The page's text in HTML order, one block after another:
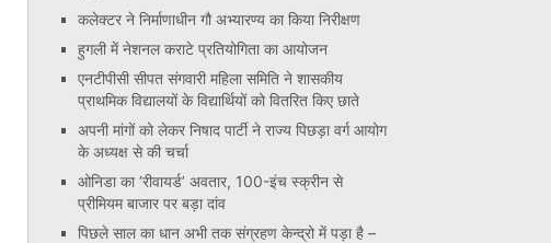
कलेक्टर ने निर्माणाधीन गौ अभ्यारण्य का किया निरीक्षण
हुगली में नेशनल कराटे प्रतियोगिता का आयोजन
एनटीपीसी सीपत संगवारी महिला समिति ने शासकीय
प्राथमिक विद्यालयों के विद्यार्थियों को वितरित किए छाते
अपनी मांगों को लेकर निषाद पार्टी ने राज्य पिछड़ा वर्ग आयोग
के अध्यक्ष से की चर्चा
ओनिडा का ‘रीवायर्ड’ अवतार, 100-इंच स्क्रीन से
प्रीमियम बाजार पर बड़ा दांव
पिछले साल का धान अभी तक संग्रहण केन्द्रो में पड़ा है –